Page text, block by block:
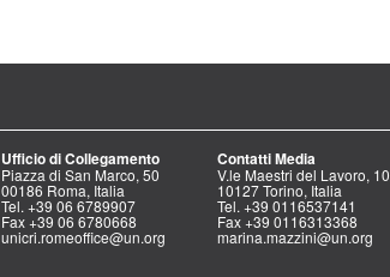
Ufficio di Collegamento
Piazza di San Marco, 50
00186 Roma, Italia
Tel. +39 06 6789907
Fax +39 06 6780668
unicri.romeoffice@un.org
Contatti Media
V.le Maestri del Lavoro, 10
10127 Torino, Italia
Tel. +39 0116537141
Fax +39 0116313368
marina.mazzini@un.org